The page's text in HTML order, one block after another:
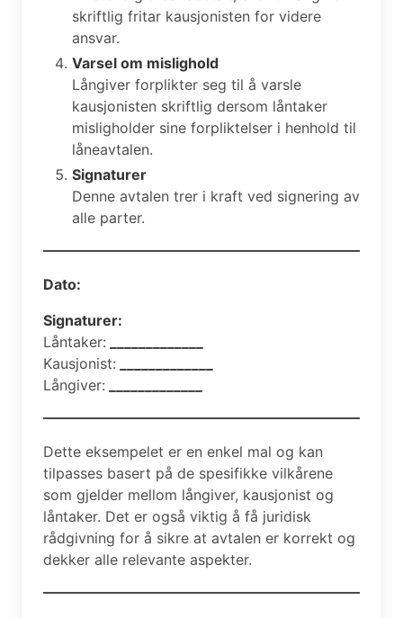
skriftlig fritar kausjonisten for videre
ansvar.
Varsel om mislighold
Långiver forplikter seg til å varsle
kausjonisten skriftlig dersom låntaker
misligholder sine forpliktelser i henhold til
låneavtalen.
Signaturer
Denne avtalen trer i kraft ved signering av
alle parter.
Dato:
Signaturer:
Låntaker:
Kausjonist:
Långiver:
Dette eksempelet er en enkel mal og kan
tilpasses basert på de spesifikke vilkårene
som gjelder mellom långiver, kausjonist og
låntaker. Det er også viktig å få juridisk
rådgivning for å sikre at avtalen er korrekt og
dekker alle relevante aspekter.